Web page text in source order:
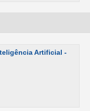
Artificial -